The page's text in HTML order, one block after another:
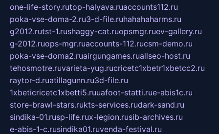
one-life-story.rutop-halyava.ruaccounts112.ru
poka-vse-doma-2.ru3-d-file.ruhahahaharms.ru
g2012.rutst-1.rushaggy-cat.ruopsmgr.ruev-gallery.ru
g-2012.ruops-mgr.ruaccounts-112.rucsm-demo.ru
poka-vse-doma2.ruairgungames.ruallseo-host.ru
tehosmotre.ruvarieta-yug.rucricetc1xbetr1xbetcc2.ru
raytor-d.ruatillagunn.ru3d-file.ru
1xbeticricetc1xbetti5.ruuafoot-statti.rue-abis1c.ru
store-brawl-stars.rukts-services.rudark-sand.ru
sindika-01.rusp-life.rux-legion.rusib-archives.ru
e-abis-1-c.rusindika01.ruvenda-festival.ru